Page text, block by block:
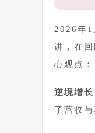
2026年1
讲，在
心观点：
逆境增长
了营收